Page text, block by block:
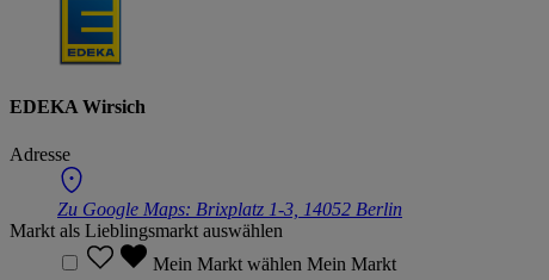
EDEKA Wirsich
Adresse
Zu Google Maps: Brixplatz 1-3, 14052 Berlin
Markt als Lieblingsmarkt auswählen
Mein Markt wählen Mein Markt